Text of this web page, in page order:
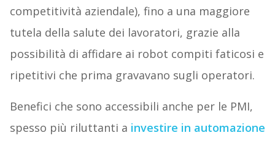
competitività aziendale), fino a una maggiore
tutela della salute dei lavoratori, grazie alla
possibilità di affidare ai robot compiti faticosi e
ripetitivi che prima gravavano sugli operatori.
Benefici che sono accessibili anche per le PMI,
spesso più riluttanti a investire in automazione